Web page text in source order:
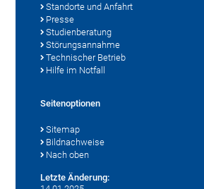
Standorte und Anfahrt
Presse
Studienberatung
Störungsannahme
Technischer Betrieb
Hilfe im Notfall
Seitenoptionen
Sitemap
Bildnachweise
Nach oben
Letzte Änderung: